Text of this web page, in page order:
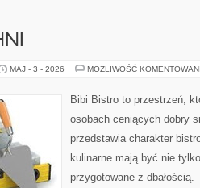
MAJ - 3 - 2026 MOŻLIWOŚĆ
Bibi Bistro to przestrzeń,
osobach ceniących dobry
przedstawia charakter
kulinarne mają być nie
przygotowane z